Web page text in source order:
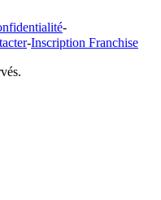
-
-Inscription Franchise